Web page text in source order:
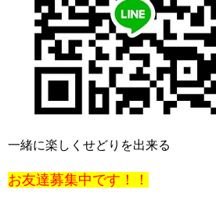
一緒に楽しくせどりを出来る
お友達募集中です！！